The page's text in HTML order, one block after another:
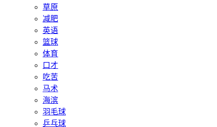
草原
减肥
英语
篮球
体育
口才
吃苦
马术
海滨
羽毛球
乒乓球